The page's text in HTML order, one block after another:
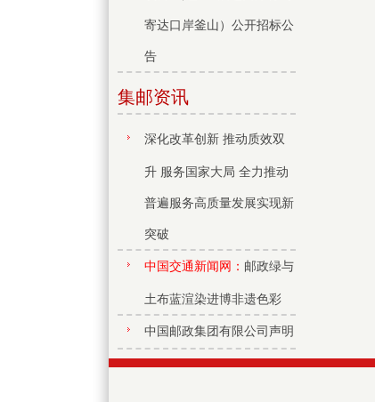
寄达口岸釜山）公开招标公
告
集邮资讯
深化改革创新 推动质效双
升 服务国家大局 全力推动
普遍服务高质量发展实现新
突破
中国交通新闻网： 邮政绿与
土布蓝渲染进博非遗色彩
中国邮政集团有限公司声明